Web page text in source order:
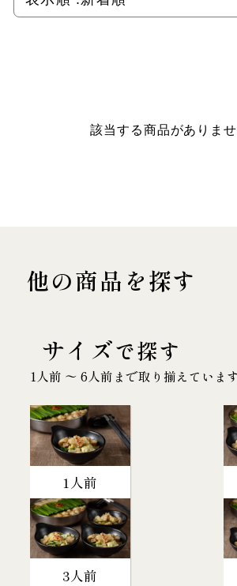
該当する商品がありませ
他の商品を探す
サイズで探す
1人前 〜 6人前まで取り揃えています
1人前
3人前